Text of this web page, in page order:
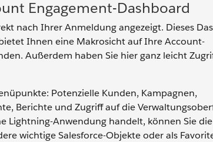
Engagement-Dashboard
nach Ihrer Anmeldung angezeigt. Dieses
Ihnen eine Makrosicht auf Ihre Account-
Außerdem haben Sie hier ganz leicht
Potenzielle Kunden, Kampagnen,
Berichte und Zugriff auf die
Lightning-Anwendung handelt, können Sie die
wichtige Salesforce-Objekte oder als